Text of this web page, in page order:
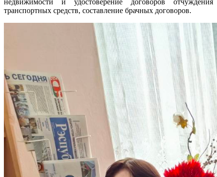
недвижимости и удостоверение договоров отчуждения
транспортных средств, составление брачных договоров.